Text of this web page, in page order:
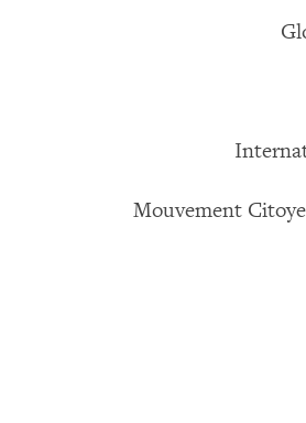
Mouvement